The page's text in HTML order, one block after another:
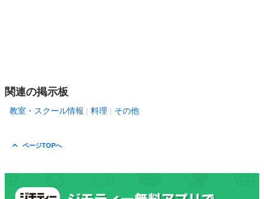
関連の掲示板
教室・スクール情報 料理 その他
ページTOPへ